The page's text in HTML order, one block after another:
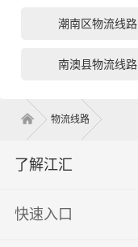
潮南区物流线路
南澳县物流线路
物流线路
了解江汇
快速入口